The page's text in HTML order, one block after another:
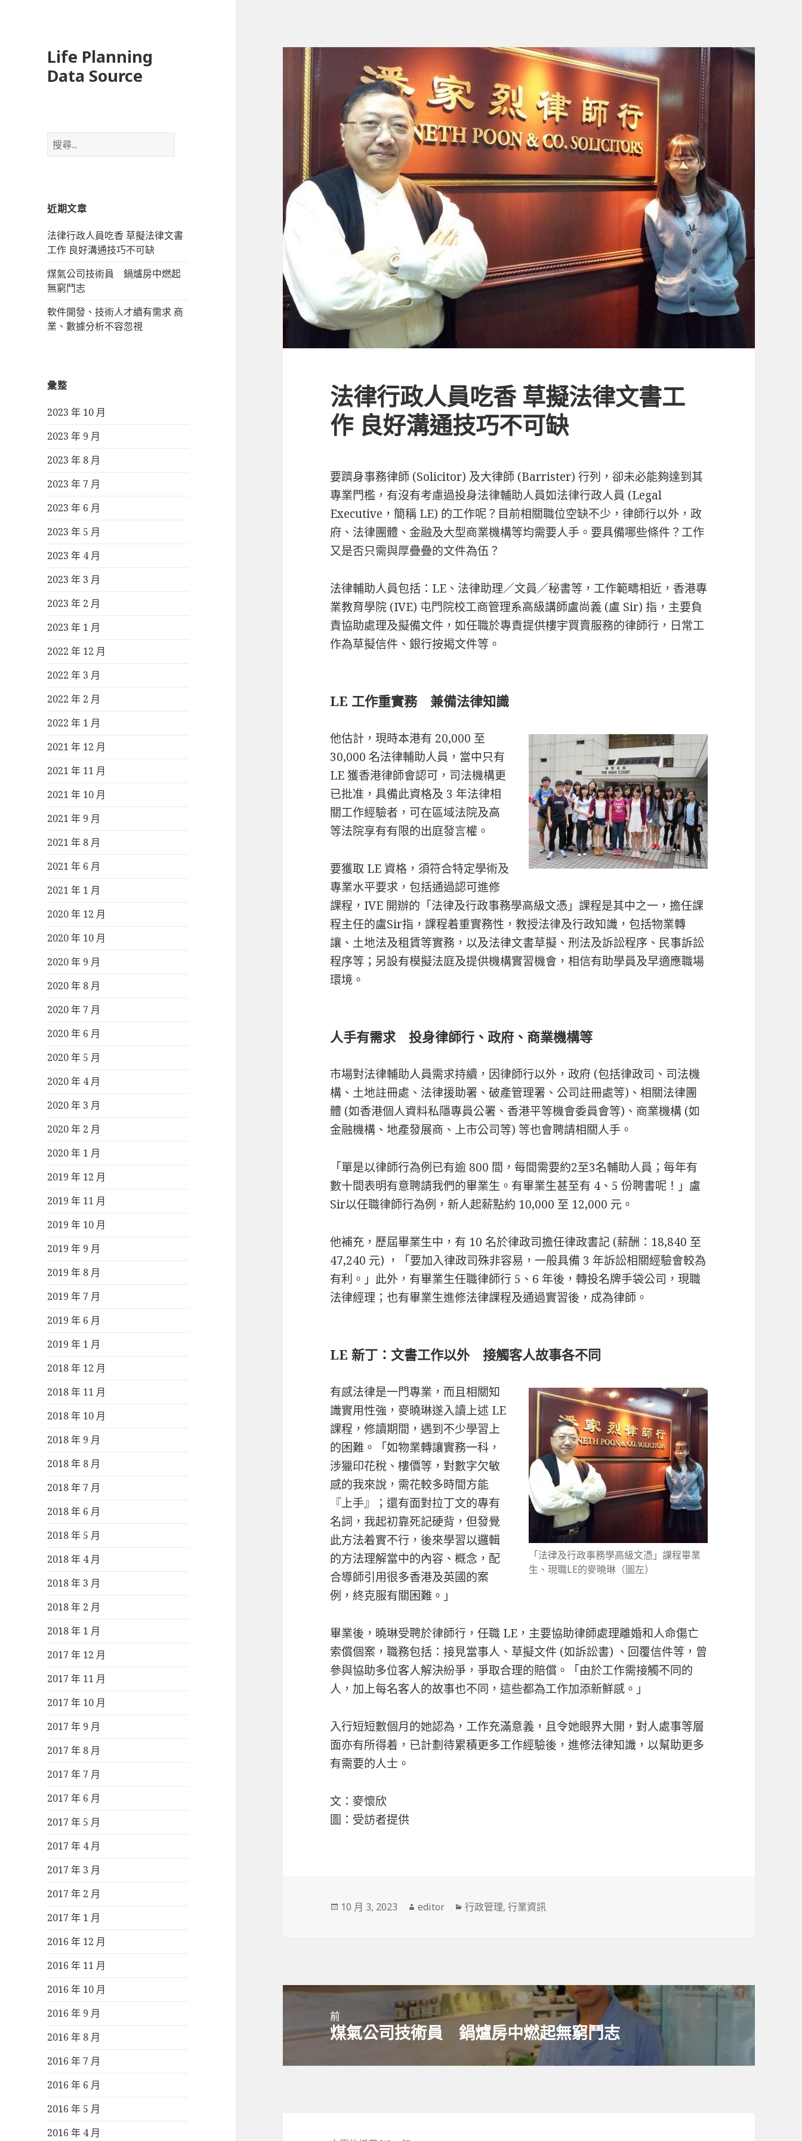
Life Planning
Data Source
搜
尋
:近期文章
法律行政人員吃香 草擬法律文書
工作 良好溝通技巧不可缺
煤氣公司技術員 鍋爐房中燃起
無窮鬥志
軟件開發、技術人才續有需求 商
業、數據分析不容忽視
彙整
2023 年 10 月
2023 年 9 月
2023 年 8 月
2023 年 7 月
2023 年 6 月
2023 年 5 月
2023 年 4 月
2023 年 3 月
2023 年 2 月
2023 年 1 月
2022 年 12 月
2022 年 3 月
2022 年 2 月
2022 年 1 月
2021 年 12 月
2021 年 11 月
2021 年 10 月
2021 年 9 月
2021 年 8 月
2021 年 6 月
2021 年 1 月
2020 年 12 月
2020 年 10 月
2020 年 9 月
2020 年 8 月
2020 年 7 月
2020 年 6 月
2020 年 5 月
2020 年 4 月
2020 年 3 月
2020 年 2 月
2020 年 1 月
2019 年 12 月
2019 年 11 月
2019 年 10 月
2019 年 9 月
2019 年 8 月
2019 年 7 月
2019 年 6 月
2019 年 1 月
2018 年 12 月
2018 年 11 月
2018 年 10 月
2018 年 9 月
2018 年 8 月
2018 年 7 月
2018 年 6 月
2018 年 5 月
2018 年 4 月
2018 年 3 月
2018 年 2 月
2018 年 1 月
2017 年 12 月
2017 年 11 月
2017 年 10 月
2017 年 9 月
2017 年 8 月
2017 年 7 月
2017 年 6 月
2017 年 5 月
2017 年 4 月
2017 年 3 月
2017 年 2 月
2017 年 1 月
2016 年 12 月
2016 年 11 月
2016 年 10 月
2016 年 9 月
2016 年 8 月
2016 年 7 月
2016 年 6 月
2016 年 5 月
2016 年 4 月
法律行政人員吃香 草擬法律文書工
作 良好溝通技巧不可缺
要躋身事務律師 (Solicitor) 及大律師 (Barrister) 行列，卻未必能夠達到其
專業門檻，有沒有考慮過投身法律輔助人員如法律行政人員 (Legal
Executive，簡稱 LE) 的工作呢？目前相關職位空缺不少，律師行以外，政
府、法律團體、金融及大型商業機構等均需要人手。要具備哪些條件？工作
又是否只需與厚疊疊的文件為伍？
法律輔助人員包括：LE、法律助理／文員／秘書等，工作範疇相近，香港專
業教育學院 (IVE) 屯門院校工商管理系高級講師盧尚義 (盧 Sir) 指，主要負
責協助處理及擬備文件，如任職於專責提供樓宇買賣服務的律師行，日常工
作為草擬信件、銀行按揭文件等。
LE 工作重實務 兼備法律知識
他估計，現時本港有 20,000 至
30,000 名法律輔助人員，當中只有
LE 獲香港律師會認可，司法機構更
已批准，具備此資格及 3 年法律相
關工作經驗者，可在區域法院及高
等法院享有有限的出庭發言權。
要獲取 LE 資格，須符合特定學術及
專業水平要求，包括通過認可進修
課程，IVE 開辦的「法律及行政事務學高級文憑」課程是其中之一，擔任課
程主任的盧Sir指，課程着重實務性，教授法律及行政知識，包括物業轉
讓、土地法及租賃等實務，以及法律文書草擬、刑法及訴訟程序、民事訴訟
程序等；另設有模擬法庭及提供機構實習機會，相信有助學員及早適應職場
環境。
人手有需求 投身律師行、政府、商業機構等
市場對法律輔助人員需求持續，因律師行以外，政府 (包括律政司、司法機
構、土地註冊處、法律援助署、破產管理署、公司註冊處等)、相關法律團
體 (如香港個人資料私隱專員公署、香港平等機會委員會等)、商業機構 (如
金融機構、地產發展商、上市公司等) 等也會聘請相關人手。
「單是以律師行為例已有逾 800 間，每間需要約2至3名輔助人員；每年有
數十間表明有意聘請我們的畢業生。有畢業生甚至有 4、5 份聘書呢！」盧
Sir以任職律師行為例，新人起薪點約 10,000 至 12,000 元。
他補充，歷屆畢業生中，有 10 名於律政司擔任律政書記 (薪酬：18,840 至
47,240 元) ，「要加入律政司殊非容易，一般具備 3 年訴訟相關經驗會較為
有利。」此外，有畢業生任職律師行 5、6 年後，轉投名牌手袋公司，現職
法律經理；也有畢業生進修法律課程及通過實習後，成為律師。
LE 新丁：文書工作以外 接觸客人故事各不同
「法律及行政事務學高級文憑」課程畢業
生、現職LE的麥曉琳（圖左）
有感法律是一門專業，而且相關知
識實用性強，麥曉琳遂入讀上述 LE
課程，修讀期間，遇到不少學習上
的困難。「如物業轉讓實務一科，
涉獵印花稅、樓價等，對數字欠敏
感的我來說，需花較多時間方能
『上手』；還有面對拉丁文的專有
名詞，我起初靠死記硬背，但發覺
此方法着實不行，後來學習以邏輯
的方法理解當中的內容、概念，配
合導師引用很多香港及英國的案
例，終克服有關困難。」
畢業後，曉琳受聘於律師行，任職 LE，主要協助律師處理離婚和人命傷亡
索償個案，職務包括：接見當事人、草擬文件 (如訴訟書) 、回覆信件等，曾
參與協助多位客人解決紛爭，爭取合理的賠償。「由於工作需接觸不同的
人，加上每名客人的故事也不同，這些都為工作加添新鮮感。」
入行短短數個月的她認為，工作充滿意義，且令她眼界大開，對人處事等層
面亦有所得着，已計劃待累積更多工作經驗後，進修法律知識，以幫助更多
有需要的人士。
文：麥懷欣
圖：受訪者提供
發
10 月 3, 2023
作
editor
分
行政管理,行業資訊
文
前
上
篇
煤氣公司技術員 鍋爐房中燃起無窮鬥志